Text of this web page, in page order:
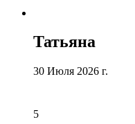
Татьяна
30 Июля 2026 г.
5